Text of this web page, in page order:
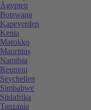
Ägypten
Botswana
Kapeverden
Kenia
Marokko
Mauritius
Namibia
Reunion
Seychellen
Simbabwe
Südafrika
Tanzania